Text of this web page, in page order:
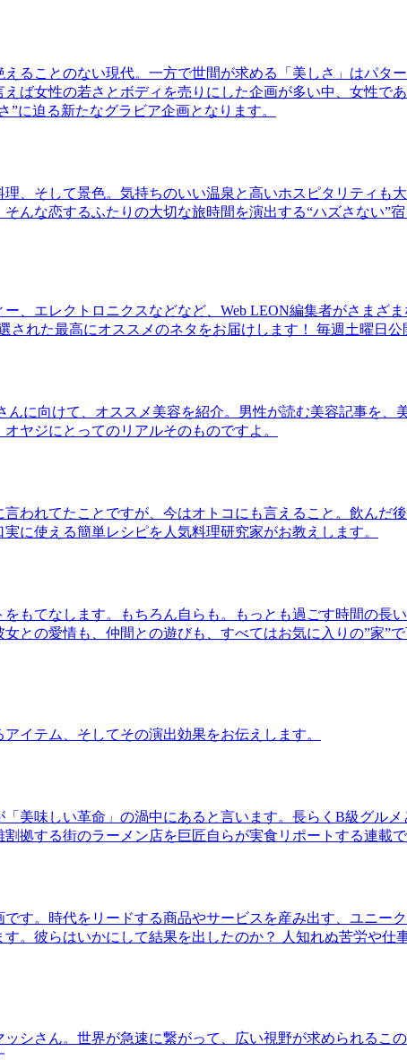
ることのない現代。一方で世間が求める「美しさ」はパタ
ば女性の若さとボディを売りにした企画が多い中、女性で
に迫る新たなグラビア企画となります。
、そして景色。気持ちのいい温泉と高いホスピタリティも
んな恋するふたりの大切な旅時間を演出する“ハズさない”
、エレクトロニクスなどなど、Web LEON編集者がさまざ
された最高にオススメのネタをお届けします！ 毎週土曜日公
に向けて、オススメ美容を紹介。男性が読む美容記事を
ヤジにとってのリアルそのものですよ。
われてたことですが、今はオトコにも言えること。飲ん
に使える簡単レシピを人気料理研究家がお教えします。
もてなします。もちろん自らも。もっとも過ごす時間の長
との愛情も、仲間との遊びも、すべてはお気に入りの”家”
イテム、そしてその演出効果をお伝えします。
美味しい革命」の渦中にあると言います。長らくB級グル
拠する街のラーメン店を巨匠自らが実食リポートする連載
す。時代をリードする商品やサービスを産み出す、ユニー
。彼らはいかにして結果を出したのか？ 人知れぬ苦労や
シさん。世界が急速に繋がって、広い視野が求められるこ